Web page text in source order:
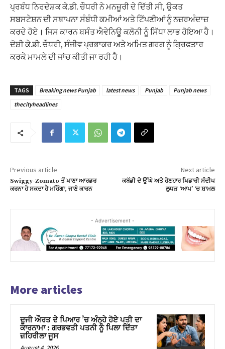
ਪ੍ਰਬੰਧ ਨਿਰਦੇਸ਼ਕ ਕੇ.ਡੀ. ਚੌਧਰੀ ਨੇ ਮਨਜ਼ੂਰੀ ਦੇ ਦਿੱਤੀ ਸੀ, ਉਕਤ
ਸਬਸਟੇਸ਼ਨ ਦੀ ਸਥਾਪਨਾ ਸੰਬੰਧੀ ਕਮੀਆਂ ਅਤੇ ਟਿੱਪਣੀਆਂ ਨੂੰ ਨਜ਼ਰਅੰਦਾਜ਼
ਕਰਦੇ ਹੋਏ। ਜਿਸ ਕਾਰਨ ਬਸੰਤ ਐਵੇਨਿਊ ਕਲੋਨੀ ਨੂੰ ਸਿੱਧਾ ਲਾਭ ਹੋਇਆ ਹੈ।
ਦੋਸ਼ੀ ਕੇ.ਡੀ. ਚੌਧਰੀ, ਸੰਜੀਵ ਪ੍ਰਭਾਕਰ ਅਤੇ ਅਮਿਤ ਗਰਗ ਨੂੰ ਗ੍ਰਿਫਤਾਰ
ਕਰਕੇ ਮਾਮਲੇ ਦੀ ਜਾਂਚ ਕੀਤੀ ਜਾ ਰਹੀ ਹੈ।
TAGS Breaking news Punjab latest news Punjab
Punjab news
thecityheadlines
Previous article
Swiggy-Zomato ਤੋਂ ਖਾਣਾ ਆਰਡਰ
ਕਰਨਾ ਹੋ ਸਕਦਾ ਹੈ ਮਹਿੰਗਾ, ਜਾਣੋ ਕਾਰਨ
Next article
ਕਬੱਡੀ ਦੇ ਉੱਘੇ ਅਤੇ ਹੋਣਹਾਰ ਖਿਡਾਰੀ ਸੰਦੀਪ
ਲੁਧੜ ‘ਆਪ’ ‘ਚ ਸ਼ਾਮਲ
- Advertisement -
More articles
ਦੂਜੀ ਔਰਤ ਦੇ ਪਿਆਰ ’ਚ ਅੰਨ੍ਹੇ ਹੋਏ ਪਤੀ ਦਾ
ਕਾਰਨਾਮਾ : ਗਰਭਵਤੀ ਪਤਨੀ ਨੂੰ ਪਿਲਾ ਦਿੱਤਾ
ਜ਼ਹਿਰੀਲਾ ਜੂਸ